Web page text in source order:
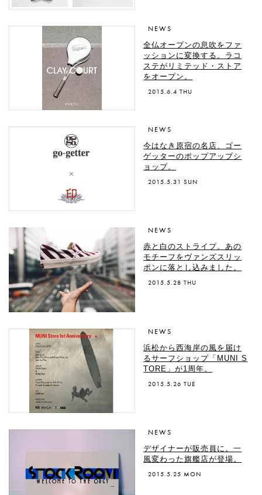
NEWS
全仏オープンの息吹をファ
ッションに変換する。ラコ
ステがリミテッド・ストア
をオープン。
2015.6.4 THU
NEWS
今はなき原宿の名店、ゴー
ゲッターのポップアップシ
ョップ。
2015.5.31 SUN
NEWS
赤と白のストライプ。あの
モチーフをヴァンズスリッ
ポンに落とし込みました。
2015.5.28 THU
NEWS
浜松から西海岸の風を届け
るサーフショップ「MUNI S
TORE」が1周年。
2015.5.26 TUE
NEWS
デザイナーが販売員に。一
風変わった旗艦店が登場。
2015.5.25 MON